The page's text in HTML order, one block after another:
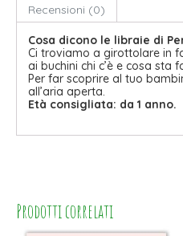
Recensioni (0)
Cosa dicono le libraie di
Ci troviamo a girottolare in
ai buchini chi c’è e cosa sta
Per far scoprire al tuo
all’aria aperta.
Età consigliata: da 1 anno.
Prodotti correlati